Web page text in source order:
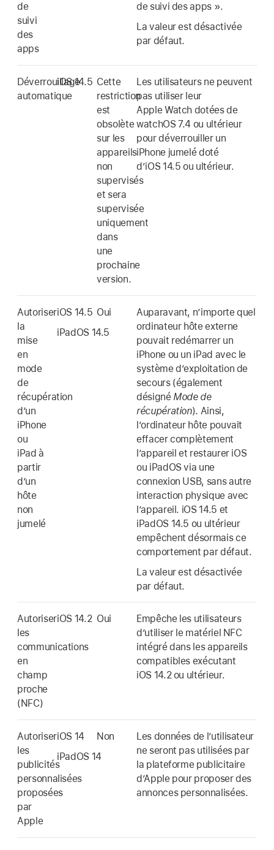
de
suivi
des
apps
de suivi des apps ».
La valeur est désactivée
par défaut.
Déverrouillage
automatique
iOS 14.5 Cette
restriction
est
obsolète
sur les
appareils
non
supervisés
et sera
supervisée
uniquement
dans
une
prochaine
version.
Les utilisateurs ne peuvent
pas utiliser leur
Apple Watch dotées de
watchOS 7.4 ou ultérieur
pour déverrouiller un
iPhone jumelé doté
d’iOS 14.5 ou ultérieur.
Autoriser
la
mise
en
mode
de
récupération
d’un
iPhone
ou
iPad à
partir
d’un
hôte
non
jumelé
iOS 14.5
iPadOS 14.5
Oui
Auparavant, nʼimporte quel
ordinateur hôte externe
pouvait redémarrer un
iPhone ou un iPad avec le
système dʼexploitation de
secours (également
désigné Mode de
récupération). Ainsi,
lʼordinateur hôte pouvait
effacer complètement
lʼappareil et restaurer iOS
ou iPadOS via une
connexion USB, sans autre
interaction physique avec
lʼappareil. iOS 14.5 et
iPadOS 14.5 ou ultérieur
empêchent désormais ce
comportement par défaut.
La valeur est désactivée
par défaut.
Autoriser
les
communications
en
champ
proche
(NFC)
iOS 14.2 Oui
Empêche les utilisateurs
dʼutiliser le matériel NFC
intégré dans les appareils
compatibles exécutant
iOS 14.2ou ultérieur.
Autoriser
les
publicités
personnalisées
proposées
par
Apple
iOS 14
iPadOS 14
Non
Les données de l’utilisateur
ne seront pas utilisées par
la plateforme publicitaire
d’Apple pour proposer des
annonces personnalisées.